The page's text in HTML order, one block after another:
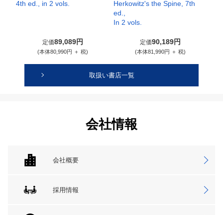
4th ed., in 2 vols.
定価89,089円
(本体80,990円 ＋ 税)
Herkowitz's the Spine, 7th
ed.,
In 2 vols.
定価90,189円
(本体81,990円 ＋ 税)
取扱い書店一覧
会社情報
会社概要
採用情報